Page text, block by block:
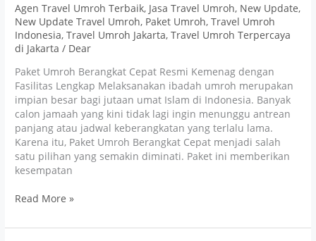
Agen Travel Umroh Terbaik, Jasa Travel Umroh, New Update,
New Update Travel Umroh, Paket Umroh,Travel Umroh
Indonesia,Travel Umroh Jakarta,Travel Umroh Terpercaya
di Jakarta / Dear
Paket Umroh Berangkat Cepat Resmi Kemenag dengan
Fasilitas Lengkap Melaksanakan ibadah umroh merupakan
impian besar bagi jutaan umat Islam di Indonesia. Banyak
calon jamaah yang kini tidak lagi ingin menunggu antrean
panjang atau jadwal keberangkatan yang terlalu lama.
Karena itu, Paket Umroh Berangkat Cepat menjadi salah
satu pilihan yang semakin diminati. Paket ini memberikan
kesempatan
Read More »